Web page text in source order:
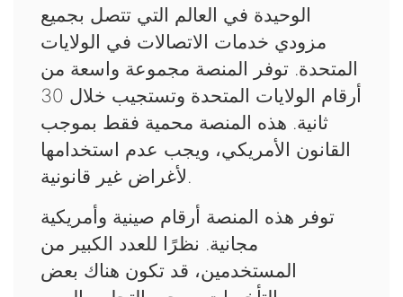
الوحيدة في العالم التي تتصل بجميع
مزودي خدمات الاتصالات في الولايات
المتحدة. توفر المنصة مجموعة واسعة من
أرقام الولايات المتحدة وتستجيب خلال 30
ثانية. هذه المنصة محمية فقط بموجب
القانون الأمريكي، ويجب عدم استخدامها
لأغراض غير قانونية.
توفر هذه المنصة أرقام صينية وأمريكية
مجانية. نظرًا للعدد الكبير من
المستخدمين، قد تكون هناك بعض